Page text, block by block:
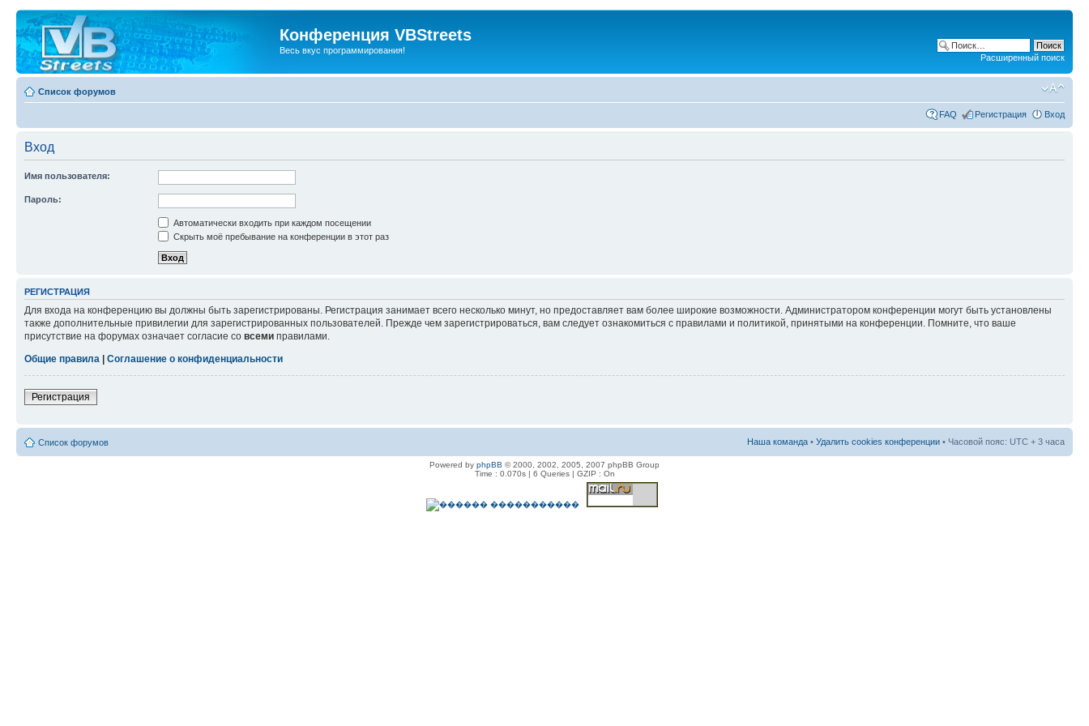
Конференция VBStreets
Весь вкус программирования!
Расширенный поиск
Список форумов
FAQ Регистрация Вход
Вход
Имя пользователя:
Пароль:
Автоматически входить при каждом посещении
Скрыть моё пребывание на конференции в этот раз
РЕГИСТРАЦИЯ
Для входа на конференцию вы должны быть зарегистрированы. Регистрация занимает всего несколько минут, но предоставляет вам более широкие возможности. Администратором конференции могут быть установлены
также дополнительные привилегии для зарегистрированных пользователей. Прежде чем зарегистрироваться, вам следует ознакомиться с правилами и политикой, принятыми на конференции. Помните, что ваше
присутствие на форумах означает согласие со всеми правилами.
Общие правила
Соглашение о конфиденциальности
Регистрация
Список форумов Наша команда • Удалить cookies конференции • Часовой пояс: UTC + 3 часа
Powered by phpBB © 2000, 2002, 2005, 2007 phpBB Group
Time : 0.070s | 6 Queries | GZIP : On